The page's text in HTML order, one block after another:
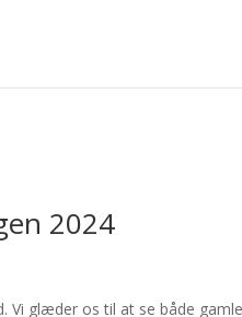
2024
Vi glæder os til at se både